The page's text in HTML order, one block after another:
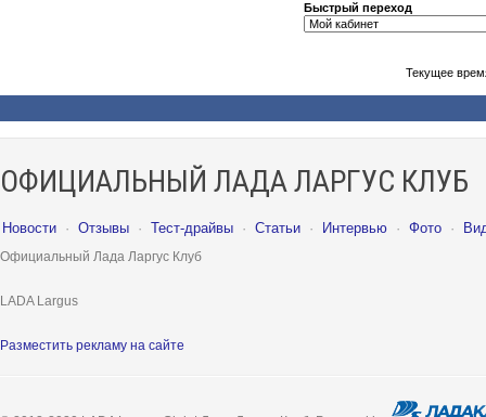
Быстрый переход
Текущее
ОФИЦИАЛЬНЫЙ ЛАДА ЛАРГУС КЛУБ
Новости · Отзывы · Тест-драйвы · Статьи · Интервью · Фото ·
Официальный Лада Ларгус Клуб
LADA Largus
Разместить рекламу на сайте